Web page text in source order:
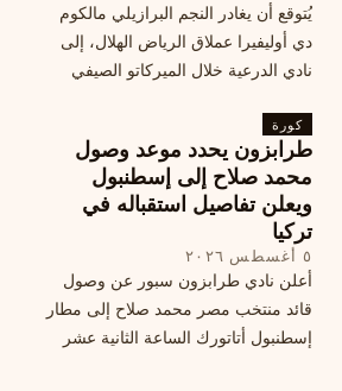
يُتوقع أن يغادر النجم البرازيلي مالكوم
دي أوليفيرا عملاق الرياض الهلال، إلى
نادي الدرعية خلال الميركاتو الصيفي
هذا الانتقال، وسط تقارير تفيد أن الهلال
يرحب بفراقته.
كورة
طرابزون يحدد موعد وصول
محمد صلاح إلى إسطنبول
ويعلن تفاصيل استقباله في
تركيا
٥ أغسطس ٢٠٢٦
أعلن نادي طرابزون سبور عن وصول
قائد منتخب مصر محمد صلاح إلى مطار
إسطنبول أتاتورك الساعة الثانية عشر